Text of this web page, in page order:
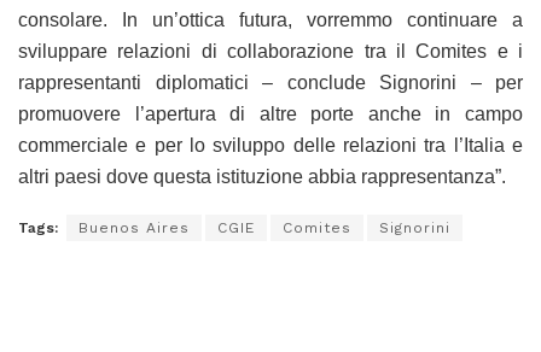
consolare. In un’ottica futura, vorremmo continuare a
sviluppare relazioni di collaborazione tra il Comites e i
rappresentanti diplomatici – conclude Signorini – per
promuovere l’apertura di altre porte anche in campo
commerciale e per lo sviluppo delle relazioni tra l’Italia e
altri paesi dove questa istituzione abbia rappresentanza”.
Tags: Buenos Aires CGIE Comites Signorini